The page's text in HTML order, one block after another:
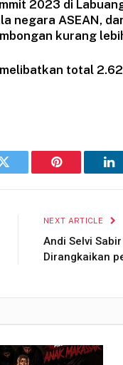
2023 di
negara ASEAN,
kurang
total
Twitter Pinterest
NEXT ARTICLE
Andi Selvi
Dirangkaikan